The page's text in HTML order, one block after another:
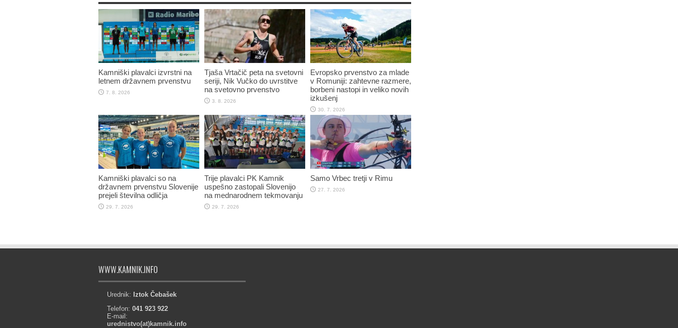
Kamniški plavalci izvrstni na
letnem državnem prvenstvu
7. 8. 2026
Tjaša Vrtačič peta na svetovni
seriji, Nik Vučko do uvrstitve
na svetovno prvenstvo
3. 8. 2026
Evropsko prvenstvo za mlade
v Romuniji: zahtevne razmere,
borbeni nastopi in veliko novih
izkušenj
30. 7. 2026
Kamniški plavalci so na
državnem prvenstvu Slovenije
prejeli številna odličja
29. 7. 2026
Trije plavalci PK Kamnik
uspešno zastopali Slovenijo
na mednarodnem tekmovanju
29. 7. 2026
Samo Vrbec tretji v Rimu
27. 7. 2026
WWW.KAMNIK.INFO
Urednik: Iztok Čebašek
Telefon: 041 923 922
E-mail:
urednistvo(at)kamnik.info